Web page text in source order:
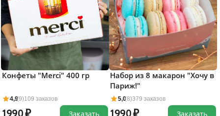
4,9(9)109 заказов
Конфеты "Merci" 400 гр
Заказать
5,0(8)379 заказов
Набор из 8 макарон "Хочу в
Париж!"
Заказать